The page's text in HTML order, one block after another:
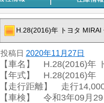
H.28(2016)年 トヨタ MIRAI
投稿日 2020年11月27日
【車名】 H.28(2016)年
【年式】 H.28(2016)年
【走行距離】 走行
【車検】 令和3年09月